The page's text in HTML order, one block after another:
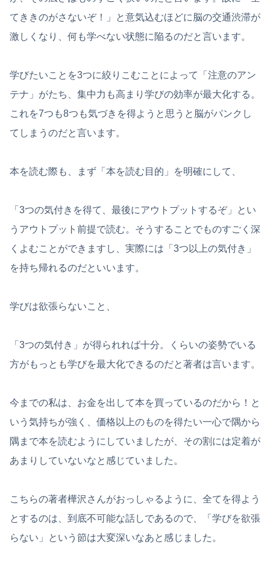
てききのがさないぞ！」と意気込むほどに脳の交通渋滞が
激しくなり、何も学べない状態に陥るのだと言います。
学びたいことを3つに絞りこむことによって「注意のアン
テナ」がたち、集中力も高まり学びの効率が最大化する。
これを7つも8つも気づきを得ようと思うと脳がパンクし
てしまうのだと言います。
本を読む際も、まず「本を読む目的」を明確にして、
「3つの気付きを得て、最後にアウトプットするぞ」とい
うアウトプット前提で読む。そうすることでものすごく深
くよむことができますし、実際には「3つ以上の気付き」
を持ち帰れるのだといいます。
学びは欲張らないこと、
「3つの気付き」が得られれば十分。くらいの姿勢でいる
方がもっとも学びを最大化できるのだと著者は言います。
今までの私は、お金を出して本を買っているのだから！と
いう気持ちが強く、価格以上のものを得たい一心で隅から
隅まで本を読むようにしていましたが、その割には定着が
あまりしていないなと感じていました。
こちらの著者樺沢さんがおっしゃるように、全てを得よう
とするのは、到底不可能な話しであるので、「学びを欲張
らない」という節は大変深いなあと感じました。